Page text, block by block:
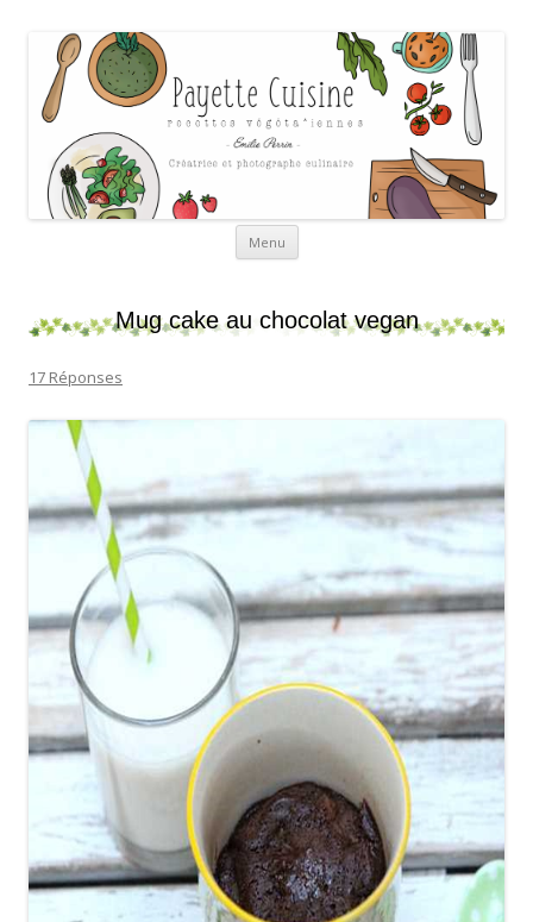
Payette cuisine
Menu Aller au contenu
Mug cake au chocolat vegan
17 Réponses